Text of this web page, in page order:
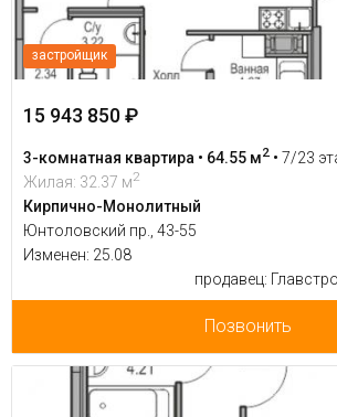
застройщик
15 943 850 ₽
3-комнатная квартира • 64.55 м2 • 7/23
Жилая: 32.37 м2
Кирпично-Монолитный
Юнтоловский пр., 43-55
Изменен: 25.08
продавец:
Позвонить